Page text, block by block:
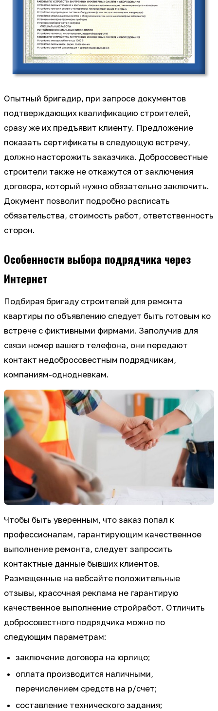
Опытный бригадир, при запросе документов
подтверждающих квалификацию строителей,
сразу же их предъявит клиенту. Предложение
показать сертификаты в следующую встречу,
должно насторожить заказчика. Добросовестные
строители также не откажутся от заключения
договора, который нужно обязательно заключить.
Документ позволит подробно расписать
обязательства, стоимость работ, ответственность
сторон.
Особенности выбора подрядчика через
Интернет
Подбирая бригаду строителей для ремонта
квартиры по объявлению следует быть готовым ко
встрече с фиктивными фирмами. Заполучив для
связи номер вашего телефона, они передают
контакт недобросовестным подрядчикам,
компаниям-однодневкам.
Чтобы быть уверенным, что заказ попал к
профессионалам, гарантирующим качественное
выполнение ремонта, следует запросить
контактные данные бывших клиентов.
Размещенные на вебсайте положительные
отзывы, красочная реклама не гарантирую
качественное выполнение стройработ. Отличить
добросовестного подрядчика можно по
следующим параметрам:
заключение договора на юрлицо;
оплата производится наличными,
перечислением средств на р/счет;
составление технического задания;